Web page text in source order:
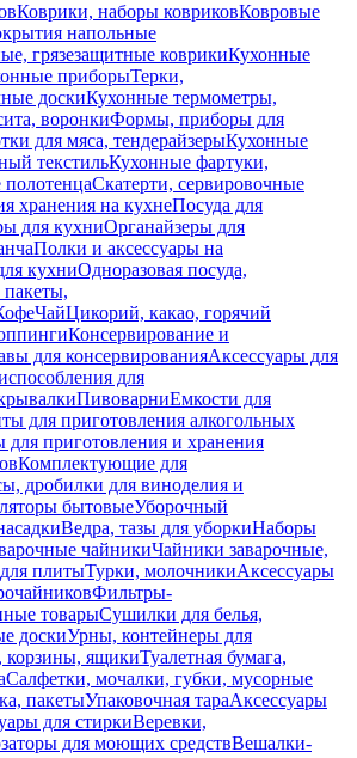
Коврики, наборы ковриковКовровые
напольные
грязезащитные коврикиКухонные
приборыТерки,
доскиКухонные термометры,
воронкиФормы, приборы для
для мяса, тендерайзерыКухонные
текстильКухонные фартуки,
Скатерти, сервировочные
хранения на кухнеПосуда для
для кухниОрганайзеры для
Полки и аксессуары на
кухниОдноразовая посуда,
ЧайЦикорий, какао, горячий
Консервирование и
для консервированияАксессуары для
для
ПивоварниЕмкости для
для приготовления алкогольных
для приготовления и хранения
Комплектующие для
дробилки для виноделия и
бытовыеУборочный
Ведра, тазы для уборкиНаборы
чайникиЧайники заварочные,
плитыТурки, молочникиАксессуары
Фильтры-
товарыСушилки для белья,
доскиУрны, контейнеры для
корзины, ящикиТуалетная бумага,
Салфетки, мочалки, губки, мусорные
пакетыУпаковочная тараАксессуары
для стиркиВеревки,
для моющих средствВешалки-